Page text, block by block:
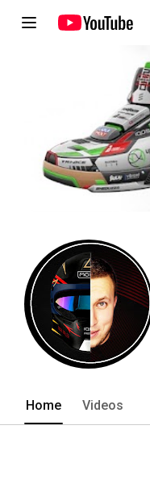
Home Videos